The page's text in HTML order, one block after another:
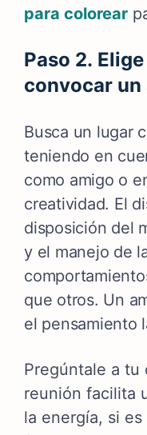
para colorear
Paso 2.
convocar
Busca un lugar
teniendo en
como amigo o
creatividad. El
disposición del
y el manejo de
que otros. Un
el pensamiento
Pregúntale a tu
reunión facilita
la energía, si